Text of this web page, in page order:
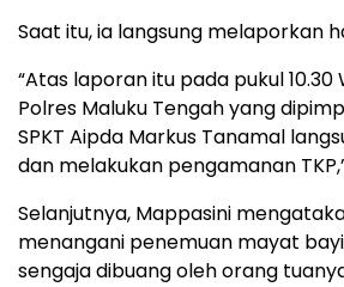
Saat itu, ia langsung melaporkan
“Atas laporan itu pada pukul 10.30
Polres Maluku Tengah yang
SPKT Aipda Markus Tanamal
dan melakukan pengamanan
Selanjutnya, Mappasini
menangani penemuan mayat
sengaja dibuang oleh orang